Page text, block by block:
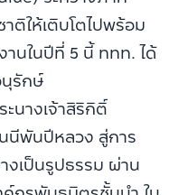
ติให้เติบโตไปพร้อม
นในปีที่ 5 นี้ ททท. ได้
รักษ์
นางเจ้าสิริกิติ์
นีพันปีหลวง สู่การ
เป็นรูปธรรม ผ่าน